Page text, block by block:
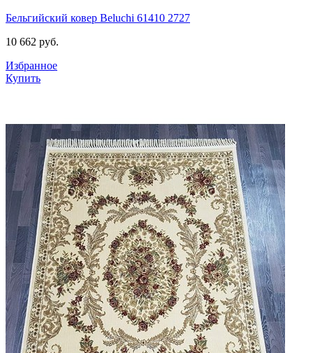
Бельгийский ковер Beluchi 61410 2727
10 662 руб.
Избранное
Купить